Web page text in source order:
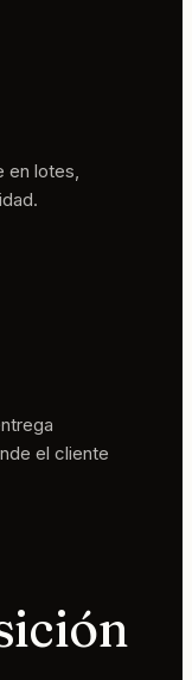
en lotes,
el cliente